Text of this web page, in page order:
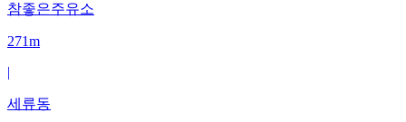
참좋은주유소
271m
|
세류동